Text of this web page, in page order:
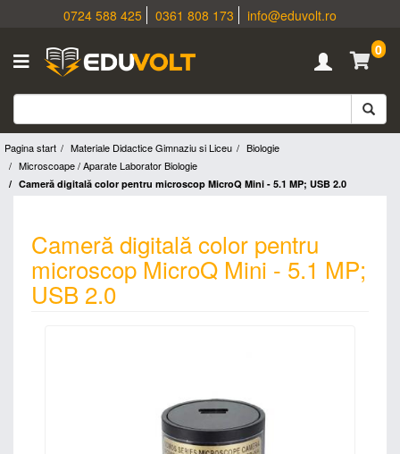
0724 588 425 0361 808 173
info@eduvolt.ro
0
Pagina start Materiale Didactice Gimnaziu si Liceu
Biologie
Microscoape / Aparate Laborator Biologie
Cameră digitală color pentru microscop MicroQ Mini - 5.1 MP; USB 2.0
Cameră digitală color pentru
microscop MicroQ Mini - 5.1 MP;
USB 2.0